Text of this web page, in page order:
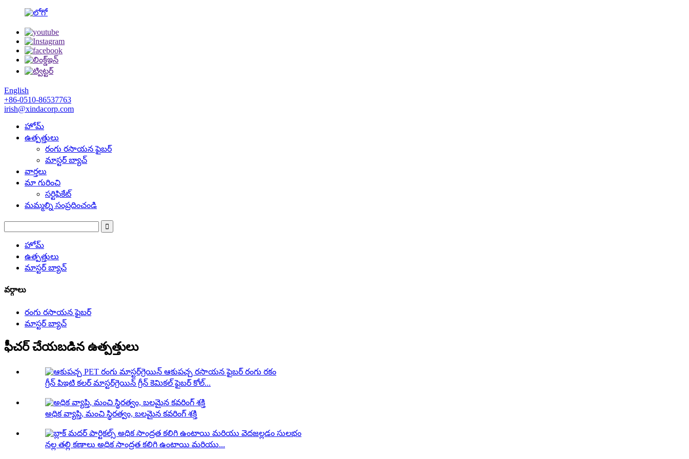
English
+86-0510-86537763
irish@xindacorp.com
హోమ్
ఉత్పత్తులు
రంగు రసాయన ఫైబర్
మాస్టర్ బ్యాచ్
వార్తలు
మా గురించి
సర్టిఫికేట్
మమ్మల్ని సంప్రదించండి
హోమ్
ఉత్పత్తులు
మాస్టర్ బ్యాచ్
వర్గాలు
రంగు రసాయన ఫైబర్
మాస్టర్ బ్యాచ్
ఫీచర్ చేయబడిన ఉత్పత్తులు
గ్రీన్ పిఇటి కలర్ మాస్టర్‌గ్రెయిన్ గ్రీన్ కెమికల్ ఫైబర్ కోల్...
అధిక వ్యాప్తి, మంచి స్థిరత్వం, బలమైన కవరింగ్ శక్తి
నల్ల తల్లి కణాలు అధిక సాంద్రత కలిగి ఉంటాయి మరియు...